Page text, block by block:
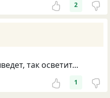
2
так осветит...
1